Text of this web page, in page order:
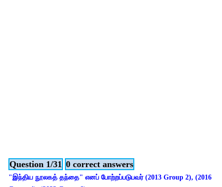
Question 1/31 0 correct answers
"இந்திய நூலகத் தந்தை" எனப் போற்றப்படுபவர் (2013 Group 2), (2016